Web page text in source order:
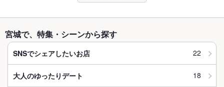
宮城で、特集・シーンから探す
SNSでシェアしたいお店 22
大人のゆったりデート 18